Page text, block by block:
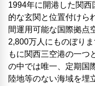
1994年に開港した関
的な玄関と位置付けら
間運用可能な国際拠点
2,800万人にものぼり
もに関西三空港の一つ
の中では唯一、定期国
陸地等のない海域を埋